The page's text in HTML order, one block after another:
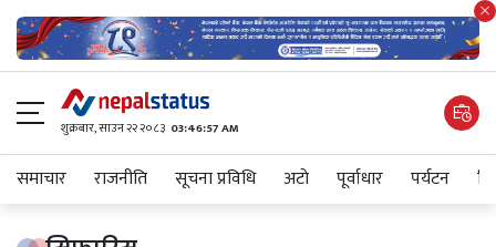
शुक्रबार​, साउन २२ २०८३ 03:46:57 AM
समाचार राजनीति सूचना प्रविधि अटाे पूर्वाधार पर्यटन